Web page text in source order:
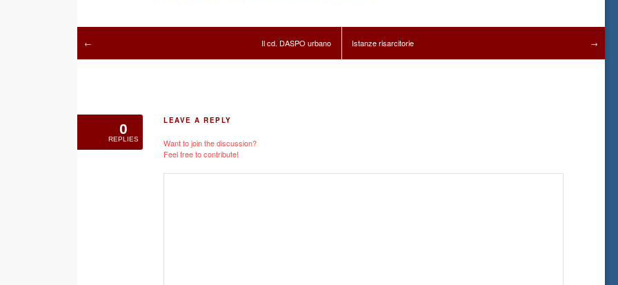
← Il cd. DASPO urbano Istanze risarcitorie →
0
REPLIES
LEAVE A REPLY
Want to join the discussion?
Feel free to contribute!